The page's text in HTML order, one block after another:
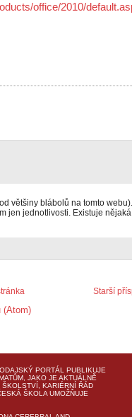
office/2010/
většiny blábolů na tomto webu).
jen jednotlivosti. Existuje nějaká
Starší
(Atom)
PORTÁL PUBLIKUJE
JAKO JE AKTUÁLNĚ
ŠKOLSTVÍ, KARIÉRNÍ ŘÁD
ŠKOLA UMOŽŇUJE